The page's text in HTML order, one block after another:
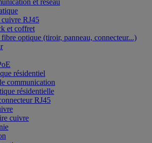
et réseau
RJ45
et coffret
optique (tiroir, panneau, connecteur...)
résidentiel
communication
résidentielle
RJ45
cuivre